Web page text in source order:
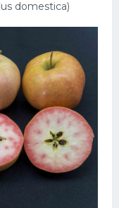
domestica)